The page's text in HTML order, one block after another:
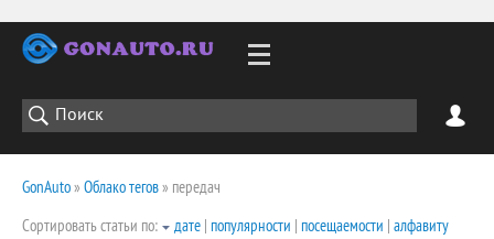
GonAuto» Облако тегов» передач
Сортировать статьи по:
дате | популярности | посещаемости | алфавиту